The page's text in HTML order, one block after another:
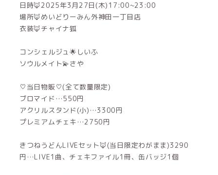
日時🦊2025年3月27日(木)17:00~23:00
場所🦊めいどりーみん外神田一丁目店
衣装🦊チャイナ狐
コンシェルジュ🌟しいふ
ソウルメイト💫さや
♡当日物販♡(全て数量限定)
ブロマイド…550円
アクリルスタンド(小)…3300円
プレミアムチェキ…2750円
きつねうどんLIVEセット🦊(当日限定わがまま)3290
円…LIVE1曲、チェキファイル1冊、缶バッジ1個